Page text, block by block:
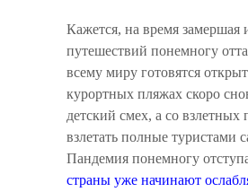
Кажется, на время замершая
путешествий понемногу
всему миру готовятся
курортных пляжах скоро
детский смех, а со взлетных
взлетать полные туристами
Пандемия понемногу
страны уже начинают